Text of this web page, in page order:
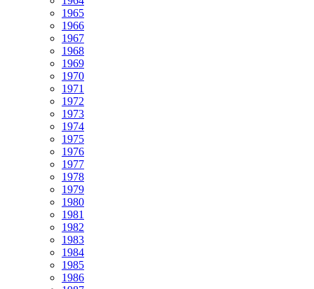
1965
1966
1967
1968
1969
1970
1971
1972
1973
1974
1975
1976
1977
1978
1979
1980
1981
1982
1983
1984
1985
1986